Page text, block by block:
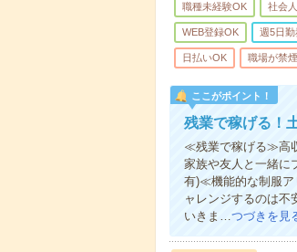
職種未経験OK 社会
WEB登録OK 週5日勤
日払いOK 職場が禁煙
ここがポイント！
残業で稼げる！
≪残業で稼げる≫高
家族や友人と一緒に
有)≪機能的な制服
ャレンジするのは不
いきま…つづきを見